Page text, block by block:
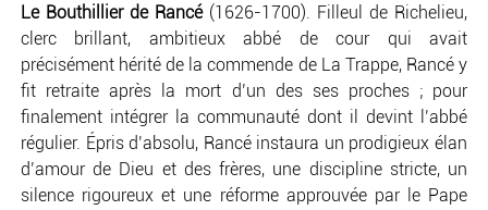
Le Bouthillier de Rancé(1626-1700). Filleul de Richelieu,
clerc brillant, ambitieux abbé de cour qui avait
précisément hérité de la commende de La Trappe, Rancé y
fit retraite après la mort d’un des ses proches ; pour
finalement intégrer la communauté dont il devint l’abbé
régulier. Épris d’absolu, Rancé instaura un prodigieux élan
d’amour de Dieu et des frères, une discipline stricte, un
silence rigoureux et une réforme approuvée par le Pape